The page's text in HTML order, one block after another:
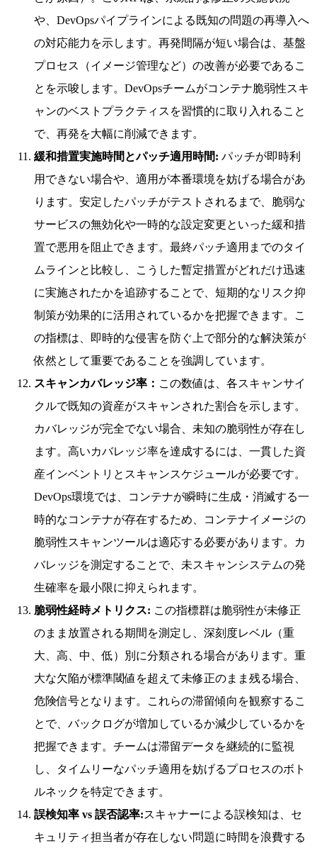
や、DevOpsパイプラインによる既知の問題の再導入へ
の対応能力を示します。再発間隔が短い場合は、基盤
プロセス（イメージ管理など）の改善が必要であるこ
とを示唆します。DevOpsチームがコンテナ脆弱性スキ
ャンのベストプラクティスを習慣的に取り入れること
で、再発を大幅に削減できます。
緩和措置実施時間とパッチ適用時間: パッチが即時利
用できない場合や、適用が本番環境を妨げる場合があ
ります。安定したパッチがテストされるまで、脆弱な
サービスの無効化や一時的な設定変更といった緩和措
置で悪用を阻止できます。最終パッチ適用までのタイ
ムラインと比較し、こうした暫定措置がどれだけ迅速
に実施されたかを追跡することで、短期的なリスク抑
制策が効果的に活用されているかを把握できます。こ
の指標は、即時的な侵害を防ぐ上で部分的な解決策が
依然として重要であることを強調しています。
スキャンカバレッジ率： この数値は、各スキャンサイ
クルで既知の資産がスキャンされた割合を示します。
カバレッジが完全でない場合、未知の脆弱性が存在し
ます。高いカバレッジ率を達成するには、一貫した資
産インベントリとスキャンスケジュールが必要です。
DevOps環境では、コンテナが瞬時に生成・消滅する一
時的なコンテナが存在するため、コンテナイメージの
脆弱性スキャンツールは適応する必要があります。カ
バレッジを測定することで、未スキャンシステムの発
生確率を最小限に抑えられます。
脆弱性経時メトリクス: この指標群は脆弱性が未修正
のまま放置される期間を測定し、深刻度レベル（重
大、高、中、低）別に分類される場合があります。重
大な欠陥が標準閾値を超えて未修正のまま残る場合、
危険信号となります。これらの滞留傾向を観察するこ
とで、バックログが増加しているか減少しているかを
把握できます。チームは滞留データを継続的に監視
し、タイムリーなパッチ適用を妨げるプロセスのボト
ルネックを特定できます。
誤検知率 vs 誤否認率:スキャナーによる誤検知は、セ
キュリティ担当者が存在しない問題に時間を浪費する